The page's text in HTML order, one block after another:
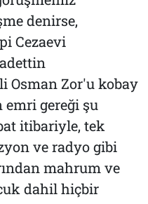
denirse,
Cezaevi
Osman Zor'u kobay
emri gereği şu
itibariyle, tek
ve radyo gibi
mahrum ve
dahil hiçbir